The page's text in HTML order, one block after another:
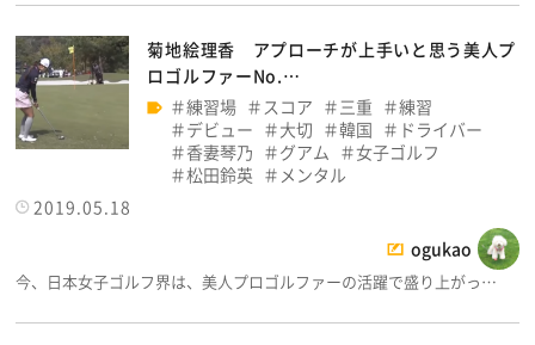
菊地絵理香 アプローチが上手いと思う美人プ
ロゴルファーNo.…
練習場
スコア 三重
練習
デビュー
大切 韓国
ドライバー
香妻琴乃
グアム
女子ゴルフ
松田鈴英
メンタル
2019.05.18
ogukao
今、日本女子ゴルフ界は、美人プロゴルファーの活躍で盛り上がっ…